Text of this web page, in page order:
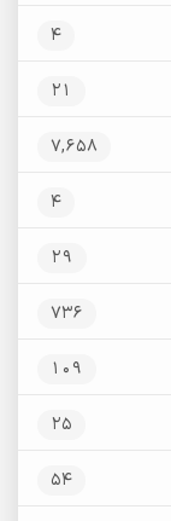
4
21
7,658
4
29
736
109
25
54